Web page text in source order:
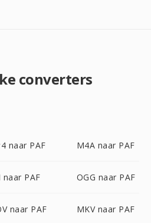
converters
naar PAF M4A naar PAF
naar PAF OGG naar PAF
naar PAF MKV naar PAF